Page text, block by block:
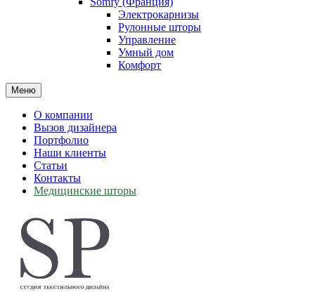
Электрокарнизы
Рулонные шторы
Управление
Умный дом
Комфорт
Меню
О компании
Вызов дизайнера
Портфолио
Наши клиенты
Статьи
Контакты
Медицинские шторы